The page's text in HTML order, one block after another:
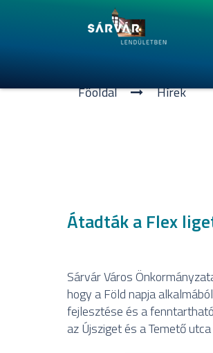
Főoldal Hí­rek
Átadták a Flex
Sárvár Város
hogy a Föld napja
fejlesztése és a
az Újsziget és a Temető